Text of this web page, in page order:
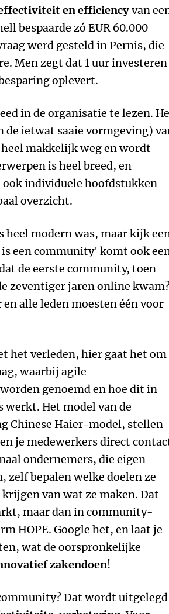
en efficiencyvan
bespaarde zó EUR 60.000
werd gesteld in Pernis, die
Men zegt dat 1 uur investeren
oplevert.
in de organisatie te lezen.
de ietwat saaie vormgeving)
makkelijk weg en wordt
is heel breed, en
ook individuele hoofdstukken
overzicht.
modern was, maar kijk
een community' komt ook
de eerste community, toen
zeventiger jaren online
alle leden moesten één voor
het verleden, hier gaat het om
waarbij agile
genoemd en hoe dit in
Het model van de
Chinese Haier-model, stellen
je medewerkers direct
ondernemers, die eigen
zelf bepalen welke doelen ze
van wat ze maken. Dat
maar dan in community-
HOPE. Google het, en laat je
wat de oorspronkelijke
zakendoen!
Dat wordt uitgelegd